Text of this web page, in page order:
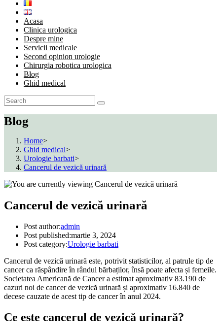
Acasa
Clinica urologica
Despre mine
Servicii medicale
Second opinion urologie
Chirurgia robotica urologica
Blog
Ghid medical
Blog
Home>
Ghid medical>
Urologie barbati>
Cancerul de vezică urinară
Cancerul de vezică urinară
Post author:admin
Post published:martie 3, 2024
Post category:Urologie barbati
Cancerul de vezică urinară este, potrivit statisticilor, al patrule tip de
cancer ca răspândire în rândul bărbaților, însă poate afecta și femeile.
Societatea Americană de Cancer a estimat aproximativ 83.190 de
cazuri noi de cancer de vezică urinară și aproximativ 16.840 de
decese cauzate de acest tip de cancer în anul 2024.
Ce este cancerul de vezică urinară?